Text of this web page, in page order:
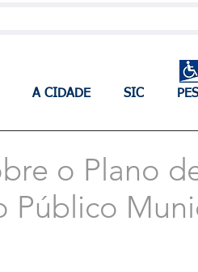
A CIDADE SIC
o Plano
Público